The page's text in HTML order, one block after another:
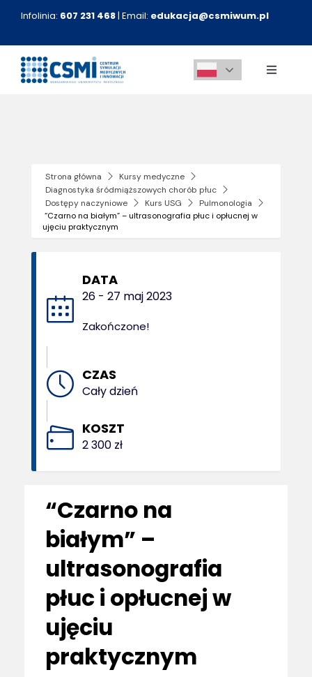
zawartości
Infolinia: 607 231 468| Email: edukacja@csmiwum.pl
Toggle
Kursy medyczne
Strona główna
Kursy medyczne
Diagnostyka śródmiąższowych chorób płuc
Dostępy naczyniowe
Kurs USG
Pulmonologia
“Czarno na białym” – ultrasonografia płuc i opłucnej w
ujęciu praktycznym
DATA
26 - 27 maj 2023
Zakończone!
CZAS
Cały dzień
KOSZT
2 300 zł
“Czarno na
białym” –
ultrasonografia
płuc i opłucnej w
ujęciu
praktycznym